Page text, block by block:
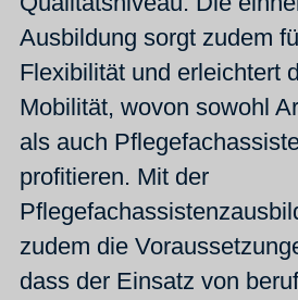
Ausbildung sorgt zudem
Flexibilität und erleichtert
Mobilität, wovon sowohl
als auch
profitieren. Mit der
zudem die
dass der Einsatz von